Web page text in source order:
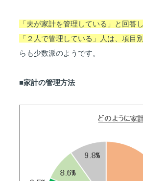
「夫が家計を管理している」と回答
「２人で管理している」人は、項目
らも少数派のようです。
■家計の管理方法